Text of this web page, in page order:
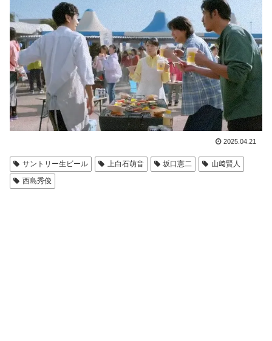
2025.04.21
サントリー生ビール 上白石萌音 坂口憲二
山﨑賢人
西島秀俊